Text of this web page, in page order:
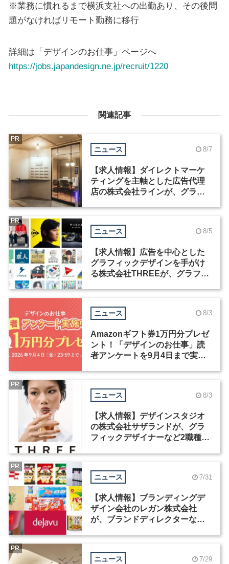
※業務に慣れるまで横浜支社への出勤あり、その後問
題がなければリモート勤務に移行
詳細は「デザインのお仕事」ページへ
https://jobs.japandesign.ne.jp/recruit/1220
関連記事
ニュース 8/7
【求人情報】ダイレクトマーケ
ティングを主軸とした広告代理
店の株式会社ラインが、グラフ
PR
ニュース 8/5
【求人情報】広告を中心とした
グラフィックデザインを手がけ
る株式会社THREEが、グラフィ
PR
ニュース 8/3
Amazonギフト券1万円分プレゼ
ント！「デザインのお仕事」読
者アンケートを9月4日まで実施
ニュース 8/3
【求人情報】デザインスタジオ
の株式会社サザランドが、グラ
フィックデザイナーなど2職種を
PR
ニュース 7/31
【求人情報】ブランディングデ
ザイン会社のレガン株式会社
が、ブランドディレクターなど3
PR
ニュース 7/29
PR